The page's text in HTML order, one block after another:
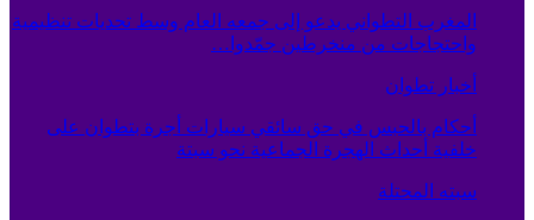
المغرب التطواني يدعو إلى جمعه العام وسط تحديات تنظيمية
واحتجاجات من منخرطين جمّدوا…
أخبار تطوان
أحكام بالحبس في حق سائقي سيارات أجرة بتطوان على
خلفية أحداث الهجرة الجماعية نحو سبتة
سبته المحتلة